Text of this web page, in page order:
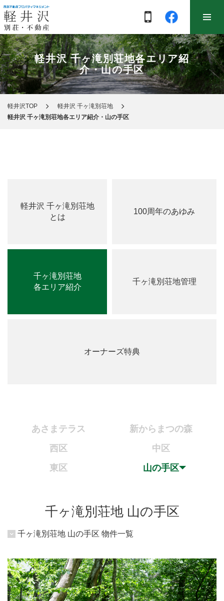
軽井沢 千ヶ滝別荘地各エリア紹
介・山の手区
軽井沢TOP
軽井沢 千ヶ滝別荘地
軽井沢 千ヶ滝別荘地各エリア紹介・山の手区
軽井沢 千ヶ滝別荘地
とは
100周年のあゆみ
千ヶ滝別荘地
各エリア紹介
千ヶ滝別荘地管理
オーナーズ特典
あさまテラス
新からまつの森
西区
中区
東区
山の手区
千ヶ滝別荘地 山の手区
千ヶ滝別荘地 山の手区 物件一覧